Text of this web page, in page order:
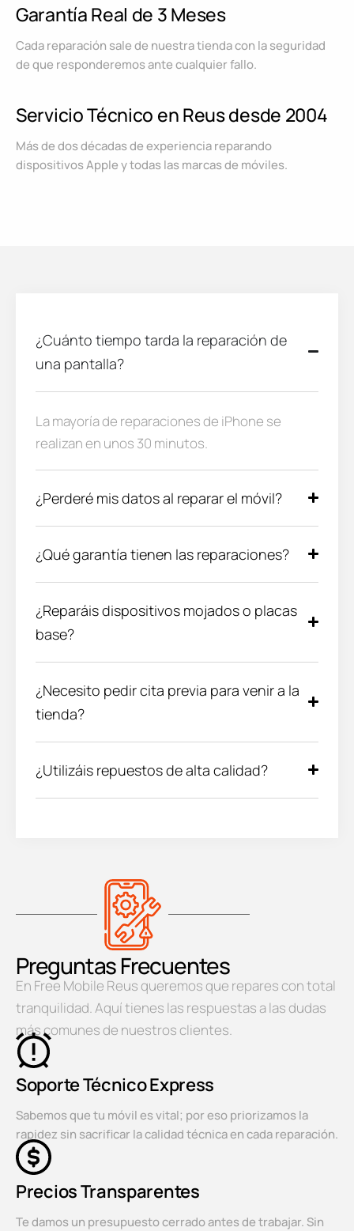
Garantía Real de 3 Meses
Cada reparación sale de nuestra tienda con la seguridad
de que responderemos ante cualquier fallo.
Servicio Técnico en Reus desde 2004
Más de dos décadas de experiencia reparando
dispositivos Apple y todas las marcas de móviles.
¿Cuánto tiempo tarda la reparación de
una pantalla?
La mayoría de reparaciones de iPhone se
realizan en unos 30 minutos.
¿Perderé mis datos al reparar el móvil?
¿Qué garantía tienen las reparaciones?
¿Reparáis dispositivos mojados o placas
base?
¿Necesito pedir cita previa para venir a la
tienda?
¿Utilizáis repuestos de alta calidad?
Preguntas Frecuentes
En Free Mobile Reus queremos que repares con total
tranquilidad. Aquí tienes las respuestas a las dudas
más comunes de nuestros clientes.
Soporte Técnico Express
Sabemos que tu móvil es vital; por eso priorizamos la
rapidez sin sacrificar la calidad técnica en cada reparación.
Precios Transparentes
Te damos un presupuesto cerrado antes de trabajar. Sin